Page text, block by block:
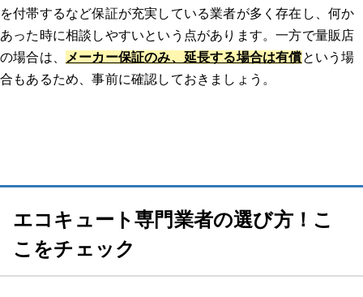
を付帯するなど保証が充実している業者が多く存在し、何か
あった時に相談しやすいという点があります。一方で量販店
の場合は、
メーカー保証のみ、延長する場合は有償という場
合もあるため、事前に確認しておきましょう。
エコキュート専門業者の選び方！こ
こをチェック